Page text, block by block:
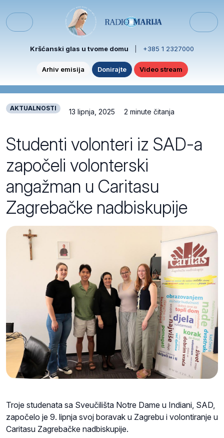
Menu
Kršćanski glas u tvome domu +385 1 2327000
Arhiv emisija Donirajte Video stream
AKTUALNOSTI 13 lipnja, 2025 2 minute čitanja
Studenti volonteri iz SAD-a
započeli volonterski
angažman u Caritasu
Zagrebačke nadbiskupije
Troje studenata sa Sveučilišta Notre Dame u Indiani, SAD,
započelo je 9. lipnja svoj boravak u Zagrebu i volontiranje u
Caritasu Zagrebačke nadbiskupije.